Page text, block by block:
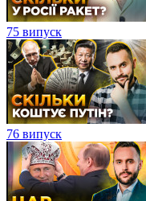
75 випуск
76 випуск